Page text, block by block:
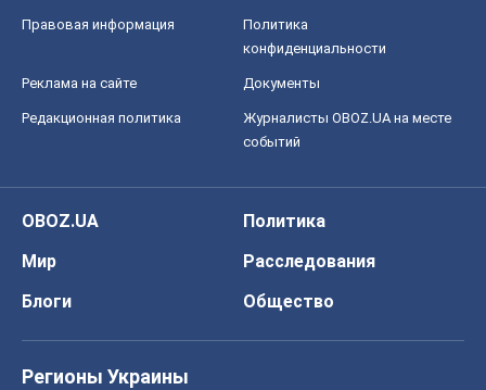
Правовая информация
Политика
конфиденциальности
Реклама на сайте Документы
Редакционная политика
Журналисты OBOZ.UA на месте
событий
OBOZ.UA
Политика
Мир
Расследования
Блоги
Общество
Регионы Украины